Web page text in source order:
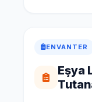
ENVANTER
Eşya